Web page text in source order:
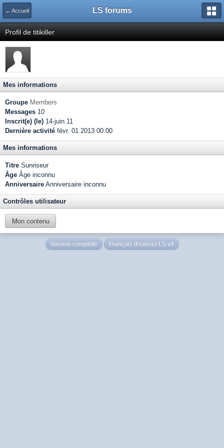
← Accueil LS forums
Profil de titikiller
Mes informations
Groupe Members
Messages 10
Inscrit(e) (le) 14-juin 11
Dernière activité févr. 01 2013 00:00
Mes informations
Titre Sunriseur
Âge Âge inconnu
Anniversaire Anniversaire inconnu
Contrôles utilisateur
Mon contenu
Version complète Français (France) LS v4